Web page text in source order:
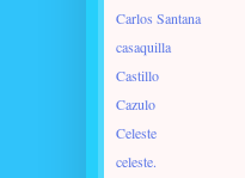
Carlos Santana
casaquilla
Castillo
Cazulo
Celeste
celeste.